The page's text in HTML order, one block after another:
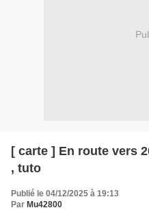
[ carte ] En route vers
, tuto
Publié le 04/12/2025 à 19:13
Par Mu42800